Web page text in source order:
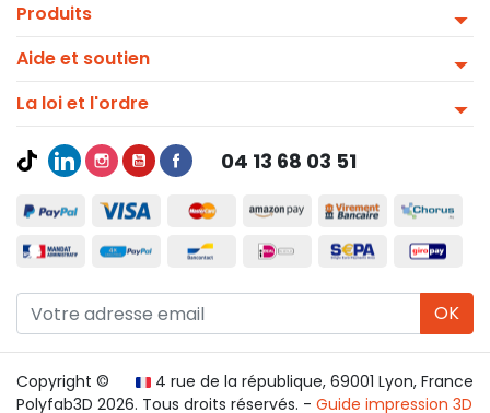
Produits
Aide et soutien
La loi et l'ordre
04 13 68 03 51
OK
4 rue de la république, 69001 Lyon, France
Copyright ©
Polyfab3D 2026. Tous droits réservés. - Guide impression 3D